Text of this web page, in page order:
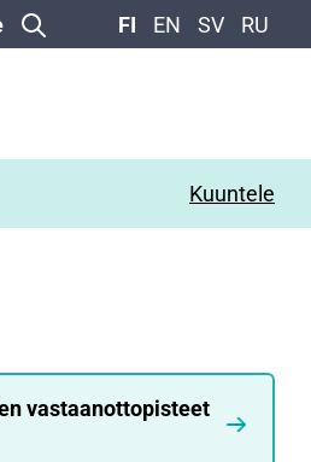
FI EN SV RU
Kuuntele
vastaanottopisteet